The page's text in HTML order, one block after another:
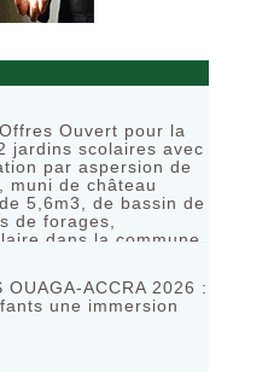
Ouvert pour la
jardins scolaires avec
par aspersion de
muni de château
5,6m3, de bassin de
de forages,
dans la commune
OUAGA-ACCRA 2026 :
une immersion